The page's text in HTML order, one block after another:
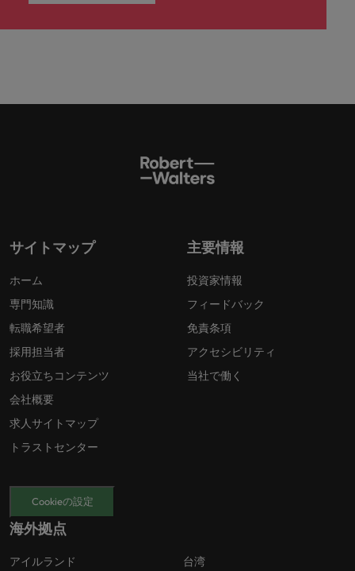
サイトマップ
ホーム
専門知識
転職希望者
採用担当者
お役立ちコンテンツ
会社概要
求人サイトマップ
トラストセンター
主要情報
投資家情報
フィードバック
免責条項
アクセシビリティ
当社で働く
Cookieの設定
海外拠点
アイルランド
台湾